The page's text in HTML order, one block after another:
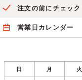
注文の前にチェック
営業日カレンダー
日 月 火